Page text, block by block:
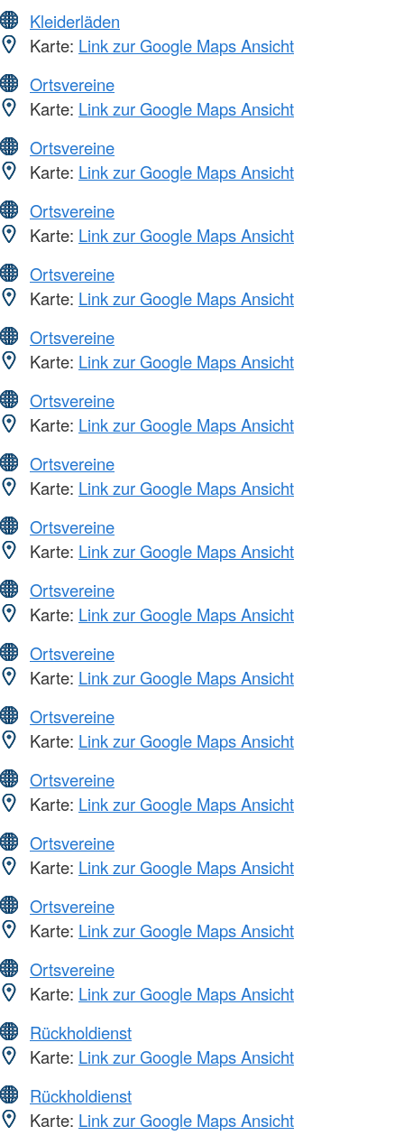
Kleiderläden
Karte: Link zur Google Maps Ansicht
Ortsvereine
Karte: Link zur Google Maps Ansicht
Ortsvereine
Karte: Link zur Google Maps Ansicht
Ortsvereine
Karte: Link zur Google Maps Ansicht
Ortsvereine
Karte: Link zur Google Maps Ansicht
Ortsvereine
Karte: Link zur Google Maps Ansicht
Ortsvereine
Karte: Link zur Google Maps Ansicht
Ortsvereine
Karte: Link zur Google Maps Ansicht
Ortsvereine
Karte: Link zur Google Maps Ansicht
Ortsvereine
Karte: Link zur Google Maps Ansicht
Ortsvereine
Karte: Link zur Google Maps Ansicht
Ortsvereine
Karte: Link zur Google Maps Ansicht
Ortsvereine
Karte: Link zur Google Maps Ansicht
Ortsvereine
Karte: Link zur Google Maps Ansicht
Ortsvereine
Karte: Link zur Google Maps Ansicht
Ortsvereine
Karte: Link zur Google Maps Ansicht
Rückholdienst
Karte: Link zur Google Maps Ansicht
Rückholdienst
Karte: Link zur Google Maps Ansicht